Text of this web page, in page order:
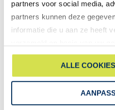
partners voor social media,
partners kunnen deze
informatie die u aan ze heeft
gaat akkoord met onze
ALLE
Zijn steellook kozijnen
onderhoudsvrij?
Kozijn- &
Wat kosten steellook